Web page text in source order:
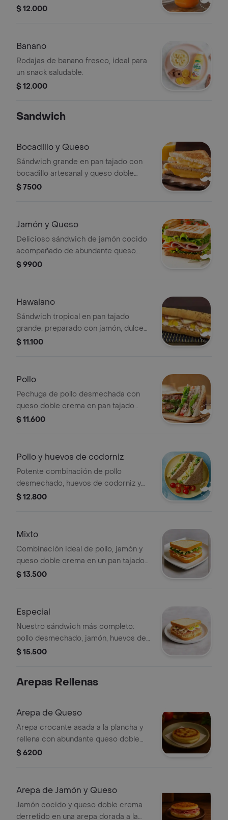
$ 12.000
Banano
Rodajas de banano fresco, ideal para
un snack saludable.
$ 12.000
Sandwich
Bocadillo y Queso
Sándwich grande en pan tajado con
bocadillo artesanal y queso doble
crema derretido. ideal para un antojo
$ 7500
Jamón y Queso
Delicioso sándwich de jamón cocido
acompañado de abundante queso
doble crema en pan tajado grande.
$ 9900
Hawaiano
Sándwich tropical en pan tajado
grande, preparado con jamón, dulce
de piña y abundante queso doble
$ 11.100
Pollo
Pechuga de pollo desmechada con
queso doble crema en pan tajado
grande. sabroso y reconfortante.
$ 11.600
Pollo y huevos de codorniz
Potente combinación de pollo
desmechado, huevos de codorniz y
abundante queso doble crema en pan
$ 12.800
Mixto
Combinación ideal de pollo, jamón y
queso doble crema en un pan tajado
grande. tres sabores en perfecta
$ 13.500
Especial
Nuestro sándwich más completo:
pollo desmechado, jamón, huevos de
codorniz y doble porción de queso
$ 15.500
Arepas Rellenas
Arepa de Queso
Arepa crocante asada a la plancha y
rellena con abundante queso doble
crema fundido.
$ 6200
Arepa de Jamón y Queso
Jamón cocido y queso doble crema
derretido en una arepa dorada a la